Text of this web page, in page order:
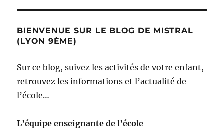
BIENVENUE SUR LE BLOG DE MISTRAL
(LYON 9ÈME)
Sur ce blog, suivez les activités de votre enfant,
retrouvez les informations et l’actualité de
l’école…
L’équipe enseignante de l’école